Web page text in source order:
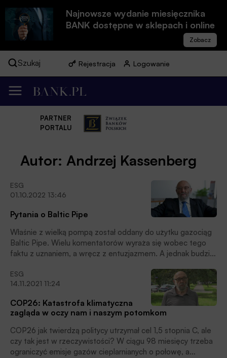
Najnowsze wydanie miesięcznika
BANK dostępne w sklepach i online
Szukaj Rejestracja Logowanie
PARTNER
PORTALU
Autor: Andrzej Kassenberg
ESG
01.10.2022 13:46
Pytania o Baltic Pipe
Właśnie z wielką pompą został oddany do użytku gazociąg
Baltic Pipe. Wielu komentatorów wyraża się wobec tego
faktu z uznaniem, a wręcz z entuzjazmem. A jednak budzi
Instytutu na rzecz Ekorozwoju, ekspert Koalicji
Klimatycznej.
ESG
14.11.2021 11:24
COP26: Katastrofa klimatyczna
zagląda w oczy nam i naszym potomkom
COP26 jak twierdzą politycy utrzymał cel 1,5 stopnia C, ale
czy tak jest w rzeczywistości? W ciągu 98 miesięcy trzeba
ograniczyć emisje gazów cieplarnianych o połowę, a